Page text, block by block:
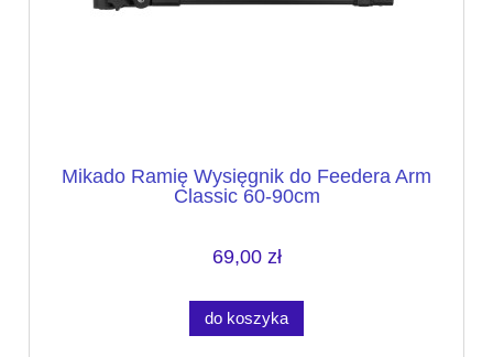
Mikado Ramię Wysięgnik do Feedera Arm
Classic 60-90cm
69,00 zł
do koszyka